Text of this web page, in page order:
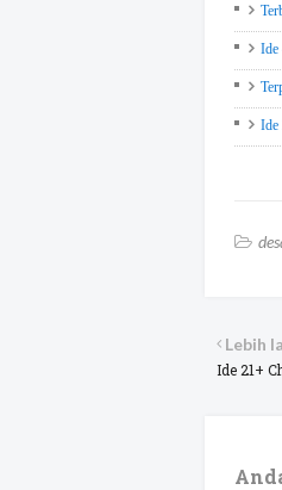
Ide
Ide
Lebih
Ide 21+